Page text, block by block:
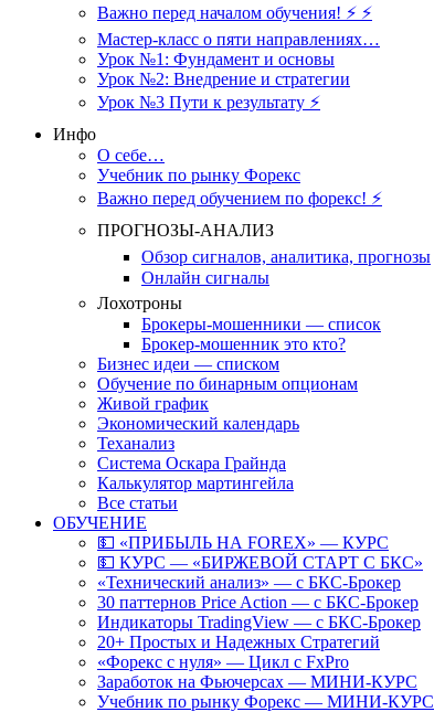
Важно перед началом обучения! ⚡ ⚡
Мастер-класс о пяти направлениях…
Урок №1: Фундамент и основы
Урок №2: Внедрение и стратегии
Урок №3 Пути к результату ⚡️
Инфо
О себе…
Учебник по рынку Форекс
Важно перед обучением по форекс! ⚡
ПРОГНОЗЫ-АНАЛИЗ
Обзор сигналов, аналитика, прогнозы
Онлайн сигналы
Лохотроны
Брокеры-мошенники — список
Брокер-мошенник это кто?
Бизнес идеи — списком
Обучение по бинарным опционам
Живой график
Экономический календарь
Теханализ
Система Оскара Грайнда
Калькулятор мартингейла
Все статьи
ОБУЧЕНИЕ
💵 «ПРИБЫЛЬ НА FOREX» — КУРС
💵 КУРС — «БИРЖЕВОЙ СТАРТ С БКС»
«Технический анализ» — с БКС-Брокер
30 паттернов Price Action — с БКС-Брокер
Индикаторы TradingView — с БКС-Брокер
20+ Простых и Надежных Стратегий
«Форекс с нуля» — Цикл с FxPro
Заработок на Фьючерсах — МИНИ-КУРС
Учебник по рынку Форекс — МИНИ-КУРС